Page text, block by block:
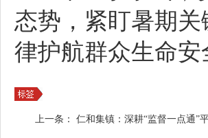
态势，紧盯暑期
律护航群众生命
上一条： 仁和集镇：深耕“监督一点通”